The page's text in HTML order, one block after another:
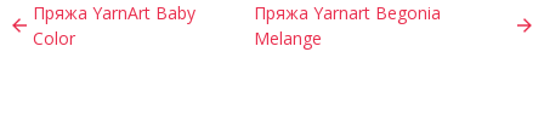
Пряжа YarnArt Baby
Color
Пряжа Yarnart Begonia
Melange